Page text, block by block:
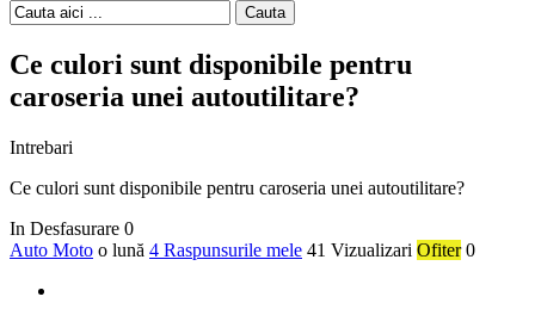
Cauta
Ce culori sunt disponibile pentru
caroseria unei autoutilitare?
Intrebari
Ce culori sunt disponibile pentru caroseria unei autoutilitare?
In Desfasurare 0
Auto Moto o lună 4 Raspunsurile mele 41 Vizualizari Ofiter 0